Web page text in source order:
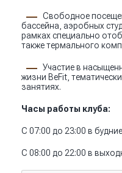
Свободное
бассейна, аэробных
рамках специально
также термального
Участие в
жизни BeFit,
занятиях.
Часы работы клуба:
С 07:00 до 23:00 в
С 08:00 до 22:00 в